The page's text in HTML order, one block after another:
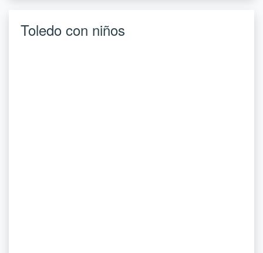
Toledo con niños